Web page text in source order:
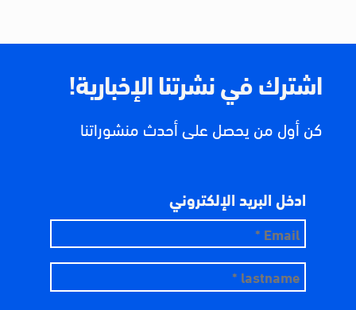
اشترك في نشرتنا الإخبارية!
كن أول من يحصل على أحدث منشوراتنا
ادخل البريد الإلكتروني